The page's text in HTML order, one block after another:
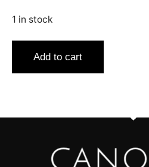
1 in stock
Add to cart